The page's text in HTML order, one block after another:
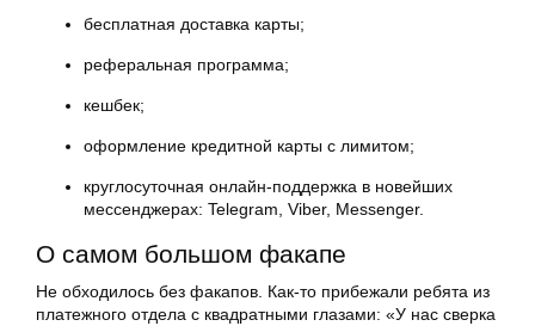
бесплатная доставка карты;
реферальная программа;
кешбек;
оформление кредитной карты с лимитом;
круглосуточная онлайн-поддержка в новейших
мессенджерах: Telegram, Viber, Messenger.
О самом большом факапе
Не обходилось без факапов. Как-то прибежали ребята из
платежного отдела с квадратными глазами: «У нас сверка